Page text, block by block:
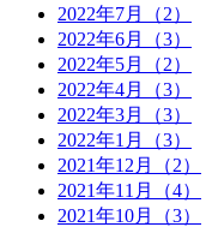
2022年7月（2）
2022年6月（3）
2022年5月（2）
2022年4月（3）
2022年3月（3）
2022年1月（3）
2021年12月（2）
2021年11月（4）
2021年10月（3）